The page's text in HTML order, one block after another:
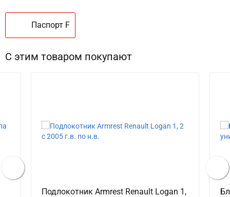
Паспорт F
С этим товаром покупают
Подлокотник Armrest Renault Logan 1,